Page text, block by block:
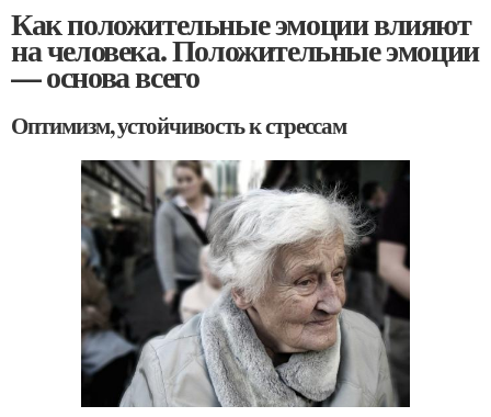
Как положительные эмоции влияют
на человека. Положительные эмоции
— основа всего
Оптимизм, устойчивость к стрессам